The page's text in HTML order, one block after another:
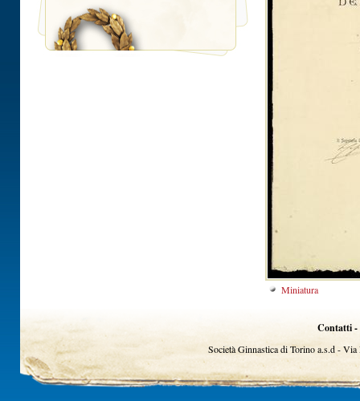
Miniatura
Contatti -
Società Ginnastica di Torino a.s.d -